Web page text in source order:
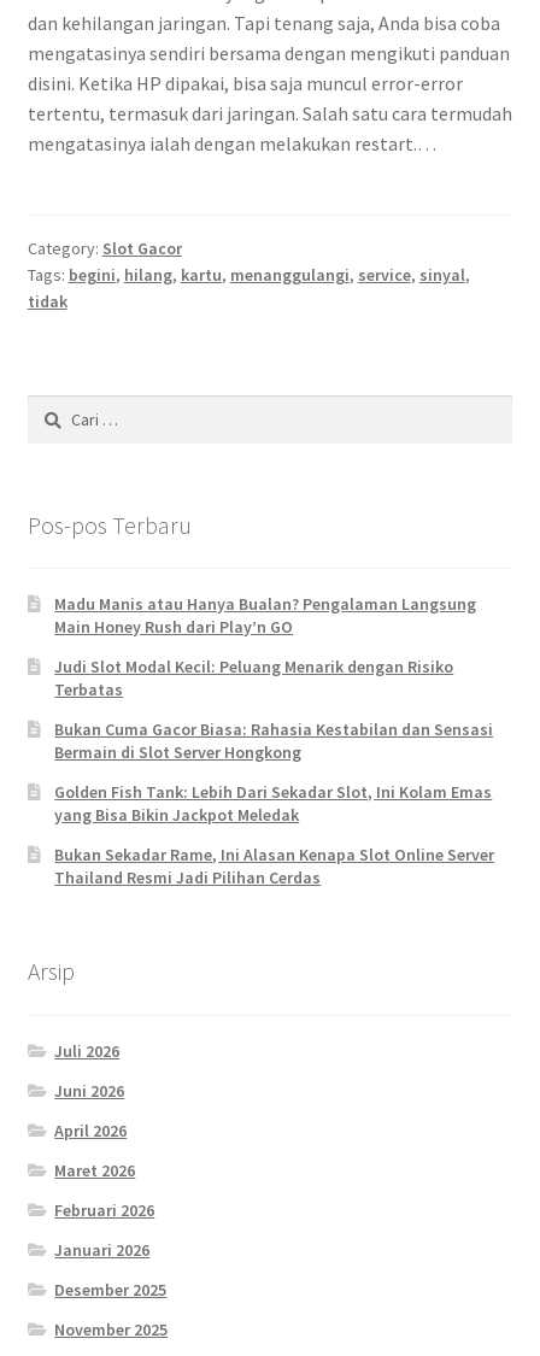
dan kehilangan jaringan. Tapi tenang saja, Anda bisa coba
mengatasinya sendiri bersama dengan mengikuti panduan
disini. Ketika HP dipakai, bisa saja muncul error-error
tertentu, termasuk dari jaringan. Salah satu cara termudah
mengatasinya ialah dengan melakukan restart.…
Category: Slot Gacor
Tags: begini, hilang, kartu, menanggulangi, service, sinyal,
tidak
Cari
untuk:
Pos-pos Terbaru
Madu Manis atau Hanya Bualan? Pengalaman Langsung
Main Honey Rush dari Play’n GO
Judi Slot Modal Kecil: Peluang Menarik dengan Risiko
Terbatas
Bukan Cuma Gacor Biasa: Rahasia Kestabilan dan Sensasi
Bermain di Slot Server Hongkong
Golden Fish Tank: Lebih Dari Sekadar Slot, Ini Kolam Emas
yang Bisa Bikin Jackpot Meledak
Bukan Sekadar Rame, Ini Alasan Kenapa Slot Online Server
Thailand Resmi Jadi Pilihan Cerdas
Arsip
Juli 2026
Juni 2026
April 2026
Maret 2026
Februari 2026
Januari 2026
Desember 2025
November 2025